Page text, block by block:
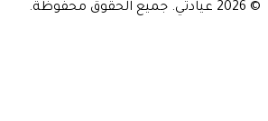
© 2026 عيادتي. جميع الحقوق محفوظة.